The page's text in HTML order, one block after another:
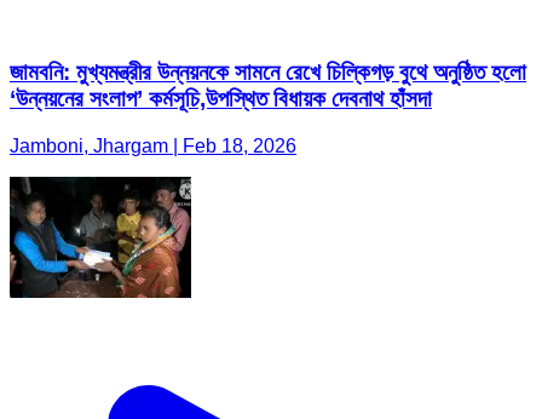
জামবনি: মুখ্যমন্ত্রীর উন্নয়নকে সামনে রেখে চিল্কিগড় বুথে অনুষ্ঠিত হলো
‘উন্নয়নের সংলাপ’ কর্মসূচি,উপস্থিত বিধায়ক দেবনাথ হাঁসদা
Jamboni, Jhargam | Feb 18, 2026